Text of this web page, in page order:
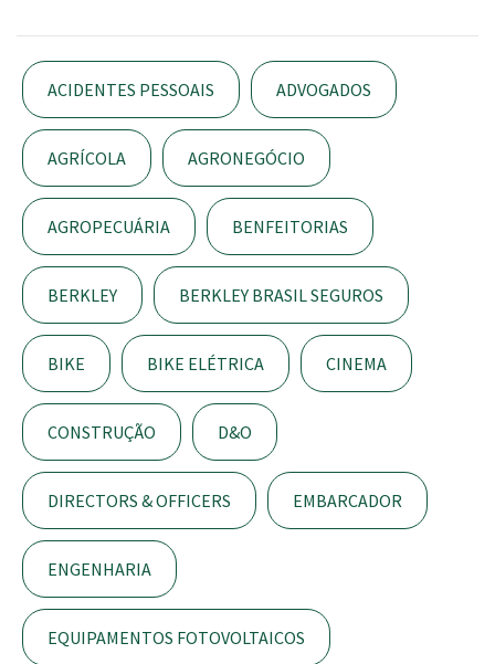
ACIDENTES PESSOAIS ADVOGADOS
AGRÍCOLA AGRONEGÓCIO
AGROPECUÁRIA BENFEITORIAS
BERKLEY BERKLEY BRASIL SEGUROS
BIKE BIKE ELÉTRICA CINEMA
CONSTRUÇÃO D&O
DIRECTORS & OFFICERS EMBARCADOR
ENGENHARIA
EQUIPAMENTOS FOTOVOLTAICOS